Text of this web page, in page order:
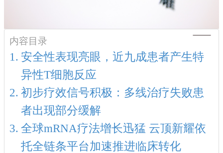
内容目录
安全性表现亮眼，近九成患者产生特
异性T细胞反应
初步疗效信号积极：多线治疗失败患
者出现部分缓解
全球mRNA疗法增长迅猛 云顶新耀依
托全链条平台加速推进临床转化